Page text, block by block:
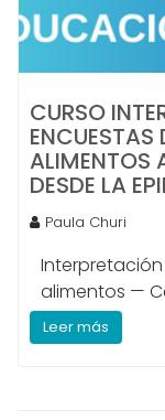
CURSO
ENCUESTAS
ALIMENTOS
DESDE LA
Paula Churi
alimentos —
Leer más